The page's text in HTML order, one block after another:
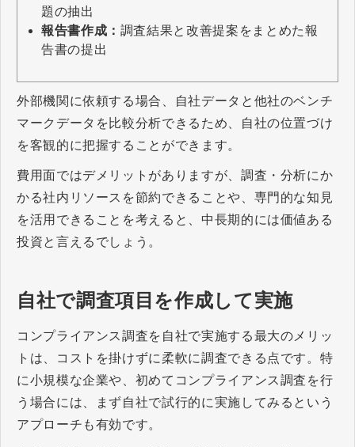
題の抽出
報告書作成： 調査結果と改善提案をまとめた報
告書の提出
外部機関に依頼する場合、自社データと他社のベンチ
マークデータを比較分析できるため、自社の位置づけ
を客観的に把握することができます。
費用面ではデメリットがありますが、調査・分析にか
かる社内リソースを節約できることや、専門的な知見
を活用できることを考えると、中長期的には価値ある
投資と言えるでしょう。
自社で調査項目を作成して実施
コンプライアンス調査を自社で実施する最大のメリッ
トは、コストを掛けずに柔軟に調査できる点です。特
に小規模な企業や、初めてコンプライアンス調査を行
う場合には、まず自社で試行的に実施してみるという
アプローチも有効です。